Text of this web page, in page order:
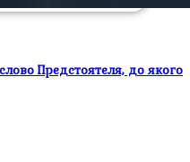
Предстоятеля, до якого